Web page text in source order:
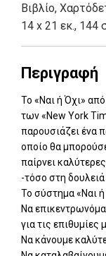
Βιβλίο,
14 x 21 εκ., 144
Περιγραφή
Το «Ναι ή Όχι»
των «New York
παρουσιάζει ένα
οποίο θα
παίρνει
-τόσο στη
Το σύστημα «Ναι ή
Να
για τις επιθυμίες
Να κάνουμε